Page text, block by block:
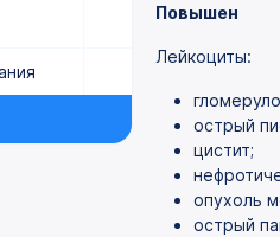
Повышен
Лейкоциты:
острый
цистит;
опухоль
острый